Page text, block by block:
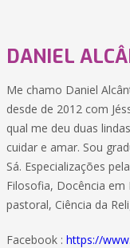
DANIEL
Me chamo Daniel
desde de 2012 com
qual me deu duas
cuidar e amar. Sou
Sá. Especializações
Filosofia, Docência
pastoral, Ciência da
Facebook : https://